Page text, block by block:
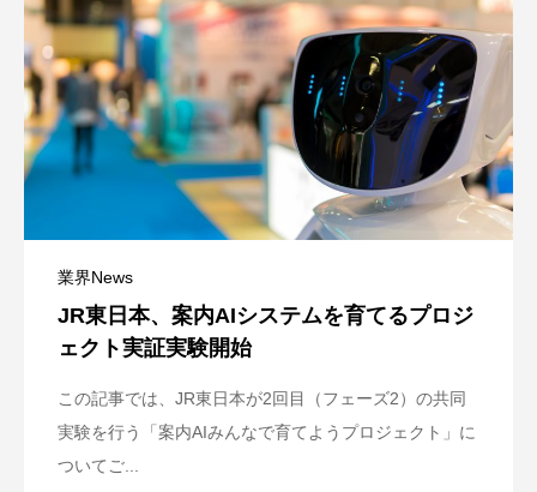
業界News
JR東日本、案内AIシステムを育てるプロジ
ェクト実証実験開始
この記事では、JR東日本が2回目（フェーズ2）の共同
実験を行う「案内AIみんなで育てようプロジェクト」に
ついてご...